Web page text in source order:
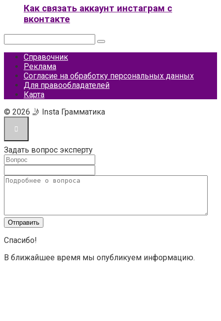
Как связать аккаунт инстаграм с
вконтакте
Справочник
Реклама
Согласие на обработку персональных данных
Для правообладателей
Карта
© 2026 🤳 Insta Грамматика
Задать вопрос эксперту
Спасибо!
В ближайшее время мы опубликуем информацию.